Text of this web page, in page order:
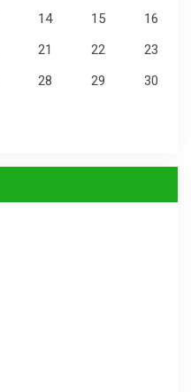
14 15
16
21 22
23
28 29
30